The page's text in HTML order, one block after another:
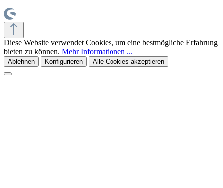
Diese Website verwendet Cookies, um eine bestmögliche Erfahrung
bieten zu können. Mehr Informationen ...
Ablehnen Konfigurieren Alle Cookies akzeptieren